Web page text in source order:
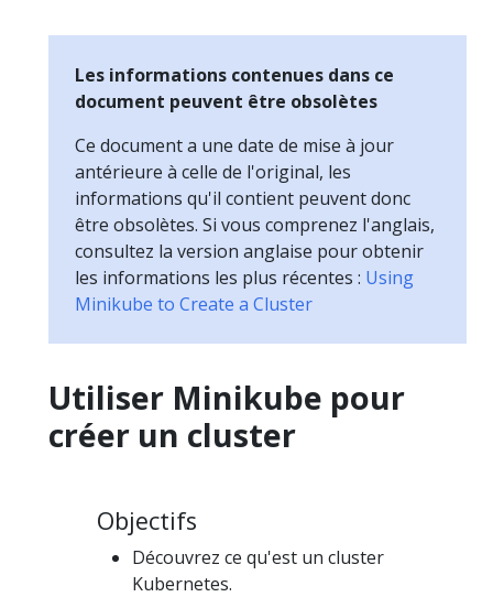
Les informations contenues dans ce
document peuvent être obsolètes
Ce document a une date de mise à jour
antérieure à celle de l'original, les
informations qu'il contient peuvent donc
être obsolètes. Si vous comprenez l'anglais,
consultez la version anglaise pour obtenir
les informations les plus récentes : Using
Minikube to Create a Cluster
Utiliser Minikube pour
créer un cluster
Objectifs
Découvrez ce qu'est un cluster
Kubernetes.